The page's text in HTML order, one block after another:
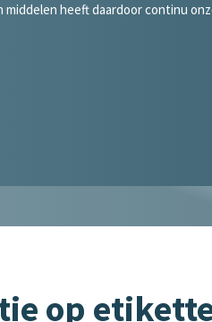
heeft daardoor continu
op